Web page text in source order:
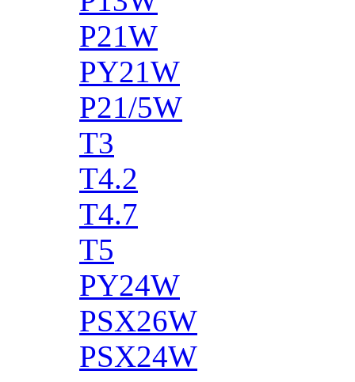
P21W
PY21W
P21/5W
T3
T4.2
T4.7
T5
PY24W
PSX26W
PSX24W